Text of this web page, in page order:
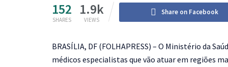
152
SHARES
1.9k
VIEWS
Share on Facebook
BRASÍLIA, DF (FOLHAPRESS) – O Ministério da
médicos especialistas que vão atuar em regiões